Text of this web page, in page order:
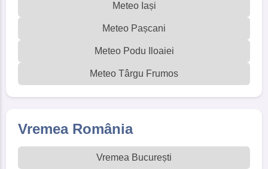
Meteo Iași
Meteo Pașcani
Meteo Podu Iloaiei
Meteo Târgu Frumos
Vremea România
Vremea București